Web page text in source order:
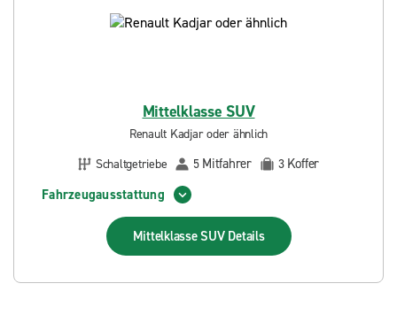
Mittelklasse SUV
Renault Kadjar oder ähnlich
Schaltgetriebe
5 Mitfahrer 3 Koffer
Fahrzeugausstattung
Mittelklasse SUV Details